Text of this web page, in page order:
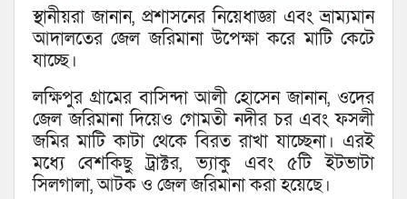
স্থানীয়রা জানান, প্রশাসনের নিয়েধাজ্ঞা এবং ভ্রাম্যমান
আদালতের জেল জরিমানা উপেক্ষা করে মাটি কেটে
যাচ্ছে।
লক্ষিপুর গ্রামের বাসিন্দা আলী হোসেন জানান, ওদের
জেল জরিমানা দিয়েও গোমতী নদীর চর এবং ফসলী
জমির মাটি কাটা থেকে বিরত রাখা যাচ্ছেনা। এরই
মধ্যে বেশকিছু ট্রাক্টর, ভ্যাকু এবং ৫টি ইটভাটা
সিলগালা, আটক ও জেল জরিমানা করা হয়েছে।